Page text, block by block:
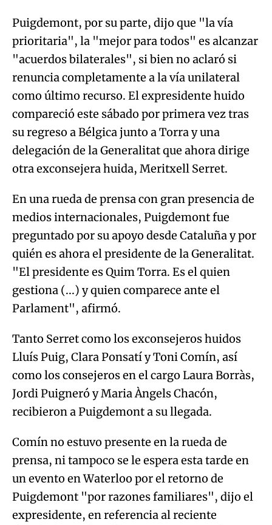
Puigdemont, por su parte, dijo que "la vía
prioritaria", la "mejor para todos" es alcanzar
"acuerdos bilaterales", si bien no aclaró si
renuncia completamente a la vía unilateral
como último recurso. El expresidente huido
compareció este sábado por primera vez tras
su regreso a Bélgica junto a Torra y una
delegación de la Generalitat que ahora dirige
otra exconsejera huida, Meritxell Serret.
En una rueda de prensa con gran presencia de
medios internacionales, Puigdemont fue
preguntado por su apoyo desde Cataluña y por
quién es ahora el presidente de la Generalitat.
"El presidente es Quim Torra. Es el quien
gestiona (...) y quien comparece ante el
Parlament", afirmó.
Tanto Serret como los exconsejeros huidos
Lluís Puig, Clara Ponsatí y Toni Comín, así
como los consejeros en el cargo Laura Borràs,
Jordi Puigneró y Maria Àngels Chacón,
recibieron a Puigdemont a su llegada.
Comín no estuvo presente en la rueda de
prensa, ni tampoco se le espera esta tarde en
un evento en Waterloo por el retorno de
Puigdemont "por razones familiares", dijo el
expresidente, en referencia al reciente